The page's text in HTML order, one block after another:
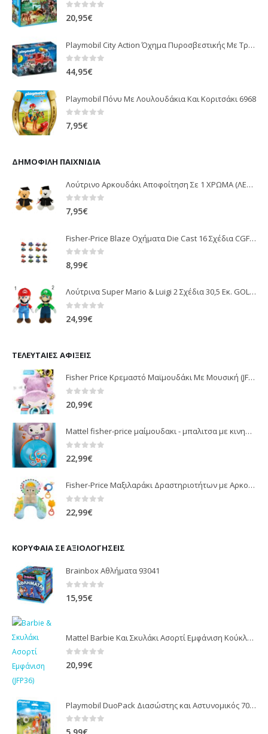
0 out of 5
20,95€
Playmobil City Action Όχημα Πυροσβεστικής Με Τροχαλία Ρυμούλκησης 9466
0 out of 5
44,95€
Playmobil Πόνυ Με Λουλουδάκια Και Κοριτσάκι 6968
0out of 5
7,95€
ΔΗΜΟΦΙΛΉ ΠΑΙΧΝΊΔΙΑ
Λούτρινο Αρκουδάκι Αποφοίτηση Σε 1 ΧΡΩΜΑ (ΛΕΥΚΟ)25Εκ 1850
0out of 5
7,95€
Fisher-Price Blaze Οχήματα Die Cast 16 Σχέδια CGF20
0 out of 5
8,99€
Λούτρινα Super Mario & Luigi 2 Σχέδια 30,5 Εκ. GOL13769
0 out of 5
24,99€
ΤΕΛΕΥΤΑΊΕΣ ΑΦΊΞΕΙΣ
Fisher Price Κρεμαστό Μαϊμουδάκι Με Μουσική (JFF02)
0 out of 5
20,99€
Mattel fisher-price μαίμουδακι - μπαλιτσα με κινηση JLB95
22,99€
Fisher-Price Μαξιλαράκι Δραστηριοτήτων με Αρκουδάκι (JHB44)
22,99€
ΚΟΡΥΦΑΊΑ ΣΕ ΑΞΙΟΛΟΓΉΣΕΙΣ
Brainbox Αθλήματα 93041
15,95€
Mattel Barbie Και Σκυλάκι Ασορτί Εμφάνιση Κούκλα JFP36
0 out of 5
20,99€
Playmobil DuoPack Διασώστης και Αστυνομικός 70823
0 out of 5